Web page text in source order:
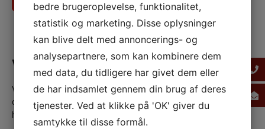
VVS-tjenester i Høng
Vi håndterer VVS-opgaver af alle typer for kunder i Høng og
omegn. Uanset om det er til private hjem eller virksomheder,
hjælper vi med følgende tjenester:
bedre brugeroplevelse, funktionalitet,
statistik og marketing. Disse oplysninger
kan blive delt med annoncerings- og
analysepartnere, som kan kombinere dem
med data, du tidligere har givet dem eller
de har indsamlet gennem din brug af deres
tjenester. Ved at klikke på 'OK' giver du
samtykke til disse formål.